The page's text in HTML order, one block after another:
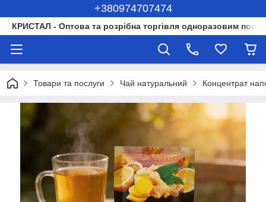
+380974707474
КРИСТАЛ - Оптова та розрібна торгівля одноразовим
Товари та послуги Чай натуральний Концентрат